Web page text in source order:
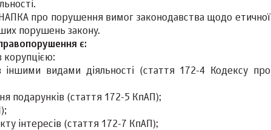
про порушення вимог законодавства щодо етичної
порушень закону.
є:
корупцією:
видами діяльності (стаття 172-4 Кодексу про
подарунків (стаття 172-5 КпАП);
інтересів (стаття 172-7 КпАП);